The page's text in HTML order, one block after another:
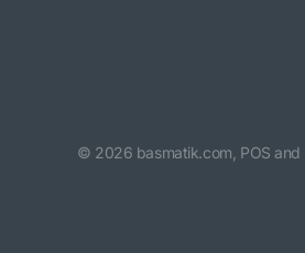
© 2026 basmatik.com, POS and